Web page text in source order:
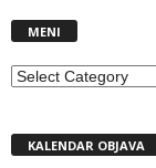
MENI
MENI
KALENDAR OBJAVA